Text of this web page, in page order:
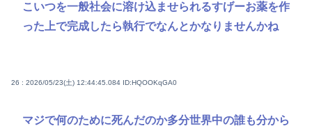
こいつを一般社会に溶け込ませられるすげーお薬を作
った上で完成したら執行でなんとかなりませんかね
26 : 2026/05/23(土) 12:44:45.084 ID:HQOOKqGA0
マジで何のために死んだのか多分世界中の誰も分から